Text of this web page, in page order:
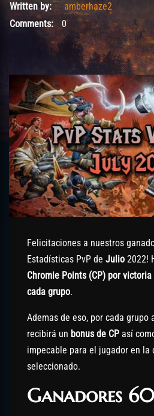
Written by:
amberhaze2
Comments:0
Felicitaciones a nuestros
Estadísticas PvP de Julio 2022!
Chromie Points (CP) por
cada grupo.
Ademas de eso, por cada grupo
recibirá un bonus de CP así
impecable para el jugador en la
seleccionado.
Ganadores